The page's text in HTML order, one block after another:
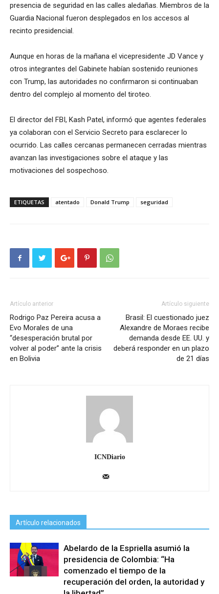
presencia de seguridad en las calles aledañas. Miembros de la
Guardia Nacional fueron desplegados en los accesos al
recinto presidencial.
Aunque en horas de la mañana el vicepresidente JD Vance y
otros integrantes del Gabinete habían sostenido reuniones
con Trump, las autoridades no confirmaron si continuaban
dentro del complejo al momento del tiroteo.
El director del FBI, Kash Patel, informó que agentes federales
ya colaboran con el Servicio Secreto para esclarecer lo
ocurrido. Las calles cercanas permanecen cerradas mientras
avanzan las investigaciones sobre el ataque y las
motivaciones del sospechoso.
ETIQUETAS atentado Donald Trump seguridad
Artículo anterior
Rodrigo Paz Pereira acusa a
Evo Morales de una
“desesperación brutal por
volver al poder” ante la crisis
en Bolivia
Artículo siguiente
Brasil: El cuestionado juez
Alexandre de Moraes recibe
demanda desde EE. UU. y
deberá responder en un plazo
de 21 días
ICNDiario
Artículo relacionados
Abelardo de la Espriella asumió la
presidencia de Colombia: “Ha
comenzado el tiempo de la
recuperación del orden, la autoridad y